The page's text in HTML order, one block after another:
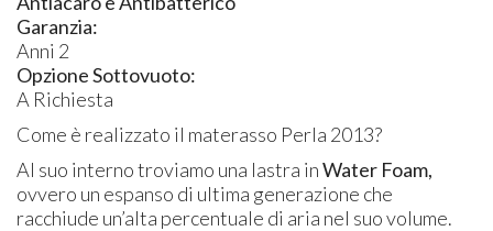
Garanzia:
Anni 2
Opzione Sottovuoto:
A Richiesta
Come è realizzato il materasso Perla 2013?
Al suo interno troviamo una lastra inWater Foam,
ovvero un espanso di ultima generazione che
racchiude un’alta percentuale di aria nel suo volume.